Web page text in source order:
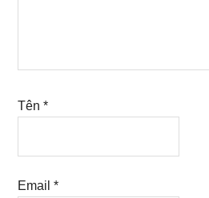
Tên*
Email*